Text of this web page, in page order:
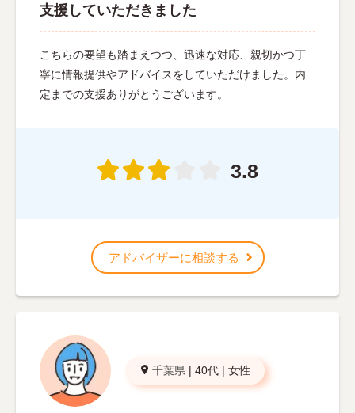
支援していただきました
こちらの要望も踏まえつつ、迅速な対応、親切かつ丁
寧に情報提供やアドバイスをしていただけました。内
定までの支援ありがとうございます。
3.8
アドバイザーに相談する
千葉県 | 40代 | 女性